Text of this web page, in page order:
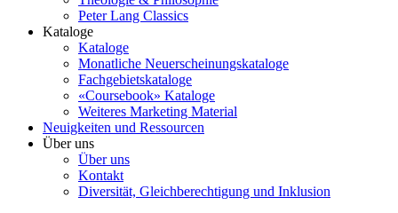
Peter Lang Classics
Kataloge
Kataloge
Monatliche Neuerscheinungskataloge
Fachgebietskataloge
«Coursebook» Kataloge
Weiteres Marketing Material
Neuigkeiten und Ressourcen
Über uns
Über uns
Kontakt
Diversität, Gleichberechtigung und Inklusion